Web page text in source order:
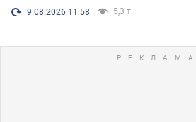
9.08.2026 11:58 5,3 т.